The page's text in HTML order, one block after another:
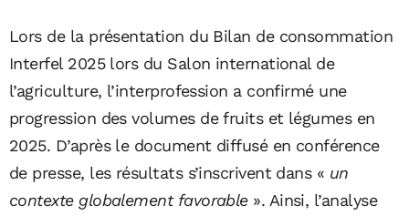
Lors de la présentation du Bilan de consommation
Interfel 2025 lors du Salon international de
l’agriculture, l’interprofession a confirmé une
progression des volumes de fruits et légumes en
2025. D’après le document diffusé en conférence
de presse, les résultats s’inscrivent dans « un
contexte globalement favorable». Ainsi, l’analyse